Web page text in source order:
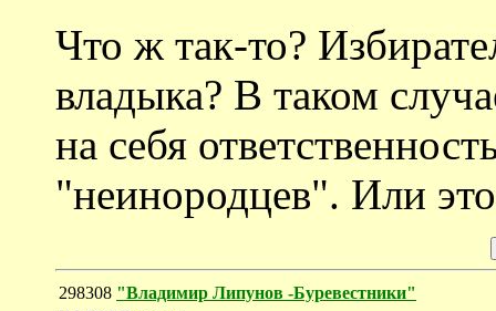
Что ж так-то?
владыка? В таком
на себя
"неинородцев". Или
298308 "Владимир Липунов -Буревестники"